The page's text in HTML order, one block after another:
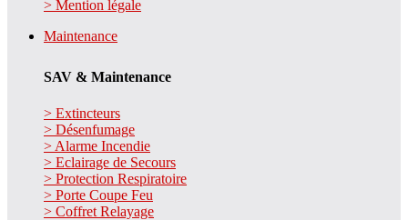
> Mention légale
Maintenance
SAV & Maintenance
> Extincteurs
> Désenfumage
> Alarme Incendie
> Eclairage de Secours
> Protection Respiratoire
> Porte Coupe Feu
> Coffret Relayage